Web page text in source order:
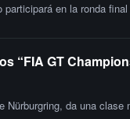
participará en la ronda
“FIA GT
Nürburgring, da una clase